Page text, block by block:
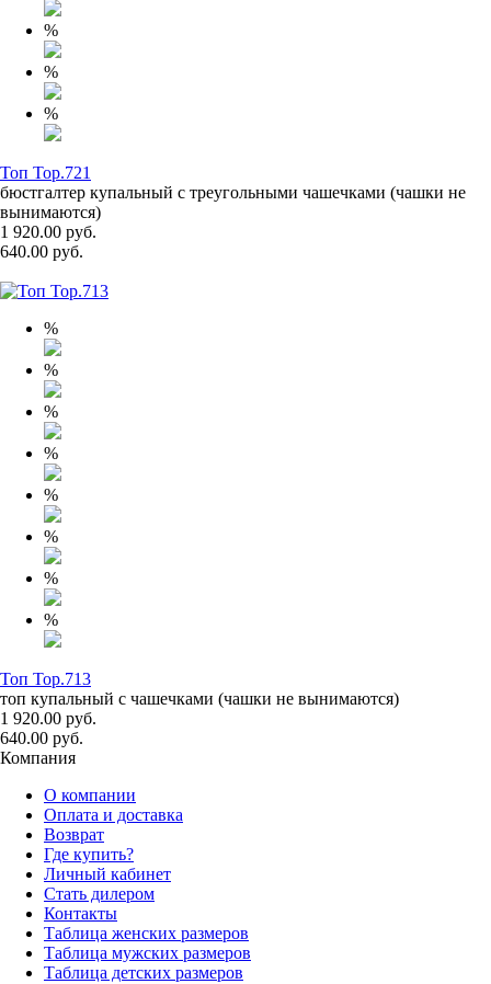
%
%
%
Топ Top.721
бюстгалтер купальный с треугольными чашечками (чашки не
вынимаются)
1 920.00 руб.
640.00 руб.
%
%
%
%
%
%
%
%
Топ Top.713
топ купальный с чашечками (чашки не вынимаются)
1 920.00 руб.
640.00 руб.
Компания
О компании
Оплата и доставка
Возврат
Где купить?
Личный кабинет
Стать дилером
Контакты
Таблица женских размеров
Таблица мужских размеров
Таблица детских размеров